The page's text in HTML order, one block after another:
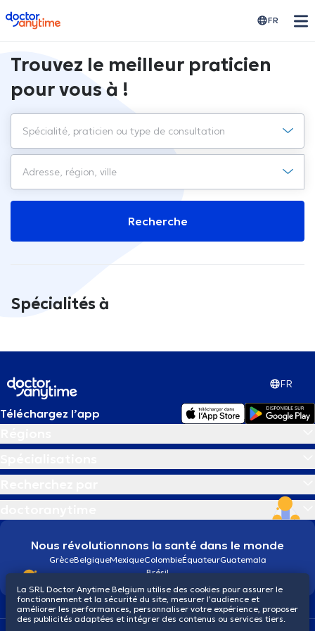
doctoranytime FR
Trouvez le meilleur praticien
pour vous à !
Recherche
Spécialités à
FR
Téléchargez l’app
Nous révolutionnons la santé dans le monde
GrèceBelgiqueMexiqueColombieÉquateurGuatemala
Brésil
La SRL Doctor Anytime Belgium utilise des cookies pour assurer le
fonctionnement et la sécurité du site, mesurer l’audience et
améliorer les performances, personnaliser votre expérience, proposer
des publicités adaptées et intégrer des contenus ou services tiers.